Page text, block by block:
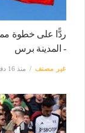
ردًّا على خطوة
- المدينة برس
غير مصنف منذ 16 دقيقة